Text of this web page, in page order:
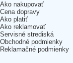
Ako nakupovať
Cena dopravy
Ako platiť
Ako reklamovať
Servisné strediská
Obchodné podmienky
Reklamačné podmienky